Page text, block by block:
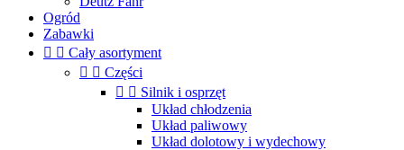
Ogród
Zabawki
  Cały asortyment
  Części
  Silnik i osprzęt
Układ chłodzenia
Układ paliwowy
Układ dolotowy i wydechowy